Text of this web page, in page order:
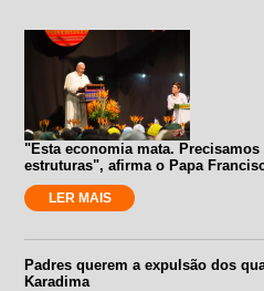
"Esta economia mata.
estruturas", afirma o Papa
LER MAIS
Padres querem a expulsão dos
Karadima